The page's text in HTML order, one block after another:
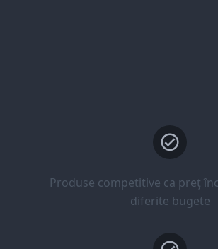
Produse competitive ca preț
diferite bugete